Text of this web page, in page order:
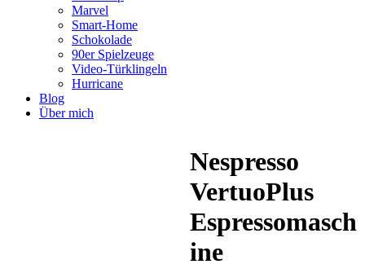
Marvel
Smart-Home
Schokolade
90er Spielzeuge
Video-Türklingeln
Hurricane
Blog
Über mich
Nespresso
VertuoPlus
Espressomasch
ine